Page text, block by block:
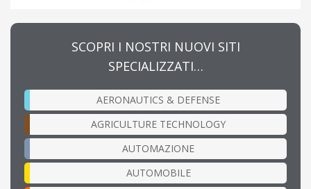
SCOPRI I NOSTRI NUOVI SITI
SPECIALIZZATI…
AERONAUTICS & DEFENSE
AGRICULTURE TECHNOLOGY
AUTOMAZIONE
AUTOMOBILE